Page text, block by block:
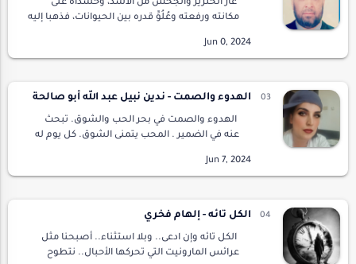
غار الخنزير والجحش من الأسد، وحسداه على
مكانته ورفعته وعُلُوِّ قدره بين الحيوانات، فذهبا إليه
وعبارات الوُدِّ والإخاء الزائفة، قال…
الهدوء والصمت - ندين نبيل عبد الله أبو صالحة
الهدوء والصمت في بحر الحب والشوق. تبحث
عنه في الضمير . المحب يتمنى الشوق. كل يوم له
أفعالك، أيها البحر الذي لا يعرف أسرارك إلا الذي
الكل تائه - إلهام فخري
الكل تائه وإن ادعى.. وبلا استثناء.. أصبحنا مثل
عرائس المارونيت التي تحركها الأحبال.. نتطوح